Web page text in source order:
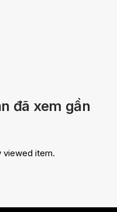
đã xem gần
viewed item.